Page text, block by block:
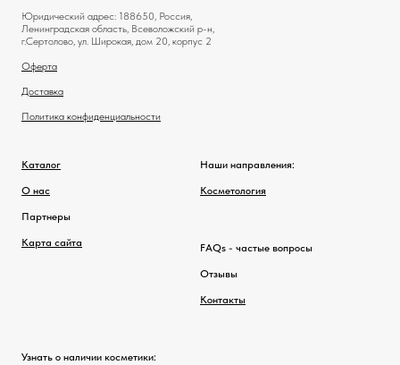
Юридический адрес: 188650, Россия,
Ленинградская область, Всеволожский р-н,
г.Сертолово, ул. Широкая, дом 20, корпус 2
Оферта
Доставка
Политика конфиденциальности
Каталог
О нас
Партнеры
Карта сайта
Наши направления:
Косметология
FAQs - частые вопросы
Отзывы
Контакты
Узнать о наличии косметики: